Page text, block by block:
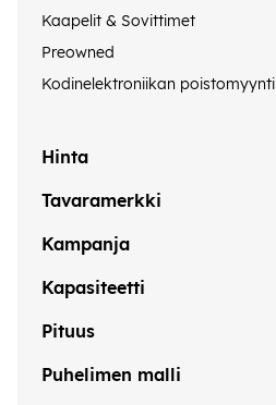
Kaapelit & Sovittimet
Preowned
Kodinelektroniikan poistomyynti
Hinta
Tavaramerkki
Kampanja
Kapasiteetti
Pituus
Puhelimen malli